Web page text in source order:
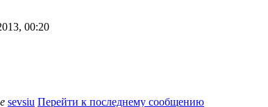
00:20
sevsiu Перейти к последнему сообщению